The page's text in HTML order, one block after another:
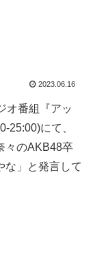
2023.06.16
オ番組『アッ
25:00)にて、
々のAKB48卒
な」と発言して